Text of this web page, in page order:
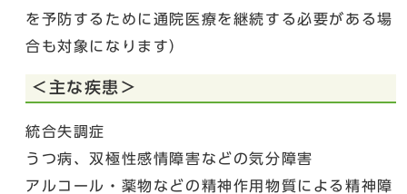
を予防するために通院医療を継続する必要がある場
合も対象になります）
＜主な疾患＞
統合失調症
うつ病、双極性感情障害などの気分障害
アルコール・薬物などの精神作用物質による精神障